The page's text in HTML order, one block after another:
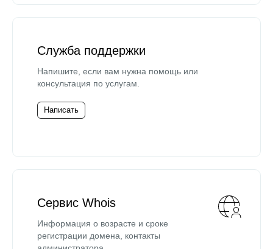
Служба поддержки
Напишите, если вам нужна помощь или
консультация по услугам.
Написать
Сервис Whois
Информация о возрасте и сроке
регистрации домена, контакты